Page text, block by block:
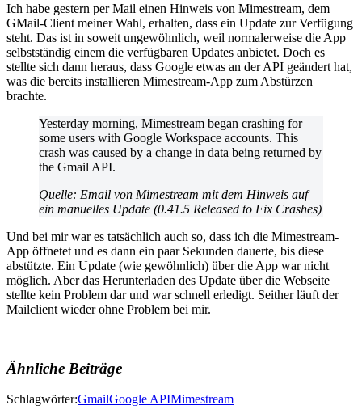
Ich habe gestern per Mail einen Hinweis von Mimestream, dem
GMail-Client meiner Wahl, erhalten, dass ein Update zur Verfügung
steht. Das ist in soweit ungewöhnlich, weil normalerweise die App
selbstständig einem die verfügbaren Updates anbietet. Doch es
stellte sich dann heraus, dass Google etwas an der API geändert hat,
was die bereits installieren Mimestream-App zum Abstürzen
brachte.
Yesterday morning, Mimestream began crashing for
some users with Google Workspace accounts. This
crash was caused by a change in data being returned by
the Gmail API.
Quelle: Email von Mimestream mit dem Hinweis auf
ein manuelles Update (0.41.5 Released to Fix Crashes)
Und bei mir war es tatsächlich auch so, dass ich die Mimestream-
App öffnetet und es dann ein paar Sekunden dauerte, bis diese
abstützte. Ein Update (wie gewöhnlich) über die App war nicht
möglich. Aber das Herunterladen des Update über die Webseite
stellte kein Problem dar und war schnell erledigt. Seither läuft der
Mailclient wieder ohne Problem bei mir.
Ähnliche Beiträge
Schlagwörter:GmailGoogle APIMimestream